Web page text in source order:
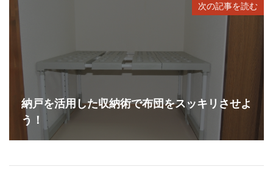
次の記事を読む
納戸を活用した収納術で布団をスッキリさせよ
う！